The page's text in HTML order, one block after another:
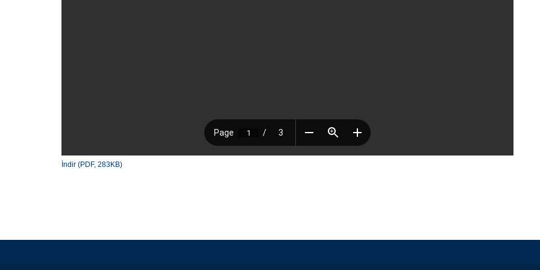
İndir (PDF, 283KB)